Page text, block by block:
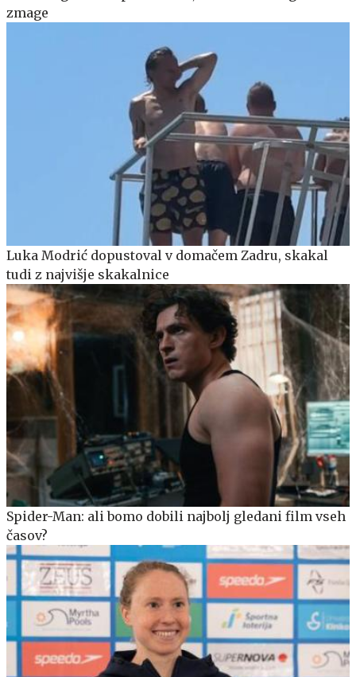
zmage
Luka Modrić dopustoval v domačem Zadru, skakal
tudi z najvišje skakalnice
Spider-Man: ali bomo dobili najbolj gledani film vseh
časov?